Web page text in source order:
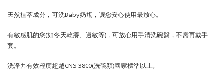
天然植萃成分，可洗Baby奶瓶，讓您安心使用最放心。
有敏感肌的您(如冬天乾癢、過敏等)，可放心用手清洗碗盤，不需再戴手
套。
洗淨力有效程度超越CNS 3800(洗碗類)國家標準以上。